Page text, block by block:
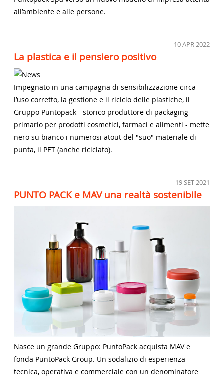
all’ambiente e alle persone.
10APR 2022
La plastica e il pensiero positivo
Impegnato in una campagna di sensibilizzazione circa
l’uso corretto, la gestione e il riciclo delle plastiche, il
Gruppo Puntopack - storico produttore di packaging
primario per prodotti cosmetici, farmaci e alimenti - mette
nero su bianco i numerosi atout del "suo" materiale di
punta, il PET (anche riciclato).
19SET 2021
PUNTO PACK e MAV una realtà sostenibile
Nasce un grande Gruppo: PuntoPack acquista MAV e
fonda PuntoPack Group. Un sodalizio di esperienza
tecnica, operativa e commerciale con un denominatore